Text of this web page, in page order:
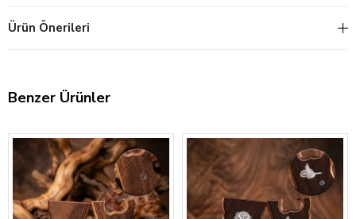
Ürün Önerileri
Benzer Ürünler